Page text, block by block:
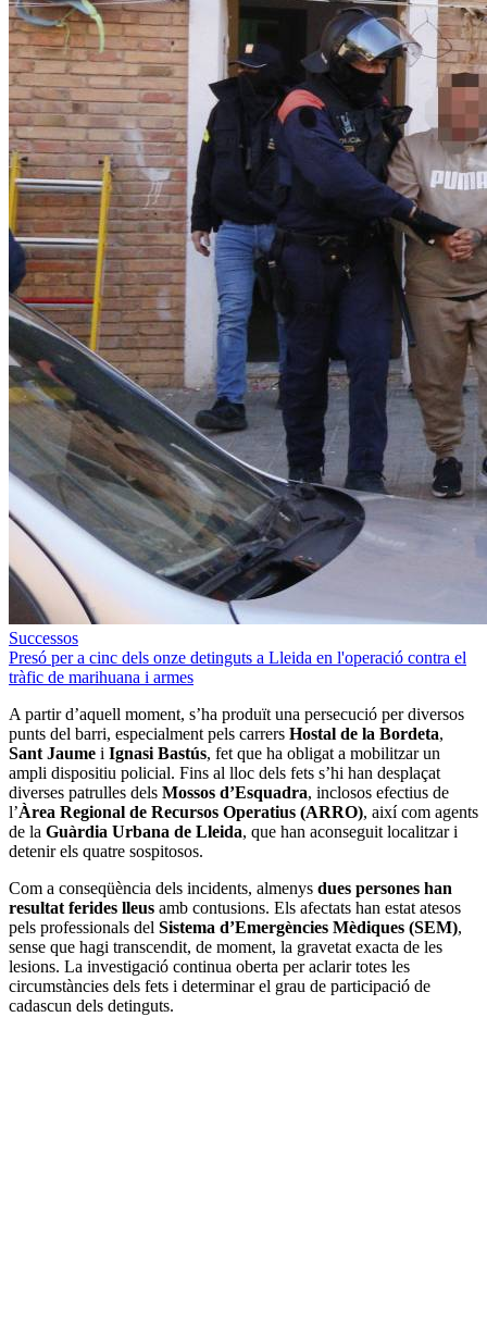
Successos
Presó per a cinc dels onze detinguts a Lleida en l'operació contra el
tràfic de marihuana i armes
A partir d’aquell moment, s’ha produït una persecució per diversos
punts del barri, especialment pels carrers Hostal de la Bordeta,
Sant Jaume i Ignasi Bastús, fet que ha obligat a mobilitzar un
ampli dispositiu policial. Fins al lloc dels fets s’hi han desplaçat
diverses patrulles dels Mossos d’Esquadra, inclosos efectius de
l’Àrea Regional de Recursos Operatius (ARRO), així com agents
de la Guàrdia Urbana de Lleida, que han aconseguit localitzar i
detenir els quatre sospitosos.
Com a conseqüència dels incidents, almenys dues persones han
resultat ferides lleus amb contusions. Els afectats han estat atesos
pels professionals del Sistema d’Emergències Mèdiques (SEM),
sense que hagi transcendit, de moment, la gravetat exacta de les
lesions. La investigació continua oberta per aclarir totes les
circumstàncies dels fets i determinar el grau de participació de
cadascun dels detinguts.